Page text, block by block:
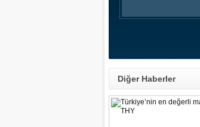
Diğer Haberler